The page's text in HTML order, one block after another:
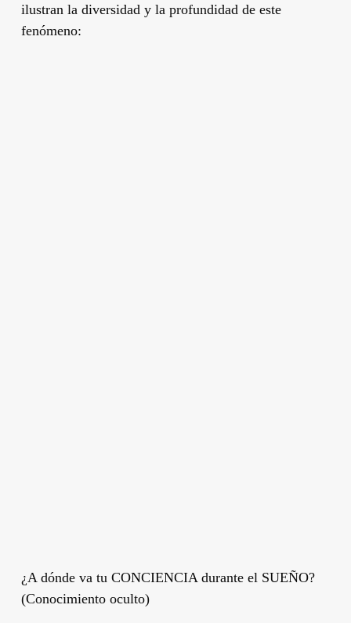
ilustran la diversidad y la profundidad de este
fenómeno:
¿A dónde va tu CONCIENCIA durante el SUEÑO?
(Conocimiento oculto)